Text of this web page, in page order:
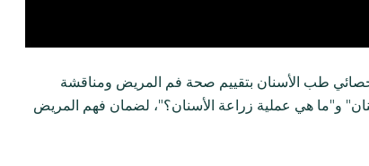
طب الأسنان بتقييم صحة فم المريض ومناقشة
و"ما هي عملية زراعة الأسنان؟"، لضمان فهم المريض